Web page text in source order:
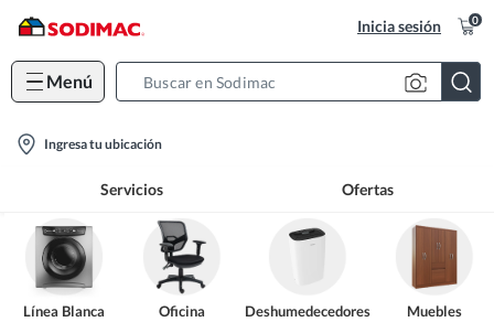
Inicia sesión 0
Menú
location-
Ingresa tu ubicación
Servicios Ofertas
Línea Blanca Oficina Deshumedecedores Muebles